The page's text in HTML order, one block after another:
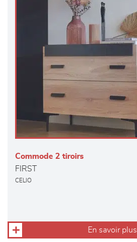
Commode 2 tiroirs
FIRST
CELIO
En savoir plus